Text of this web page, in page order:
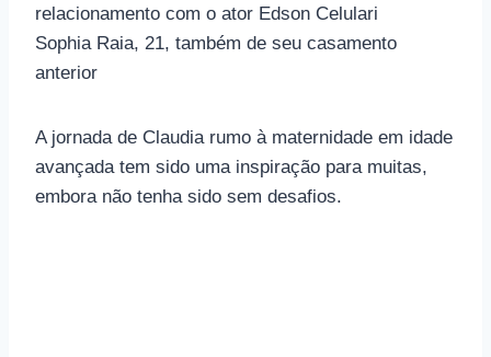
relacionamento com o ator Edson Celulari
Sophia Raia, 21, também de seu casamento
anterior
A jornada de Claudia rumo à maternidade em idade
avançada tem sido uma inspiração para muitas,
embora não tenha sido sem desafios.